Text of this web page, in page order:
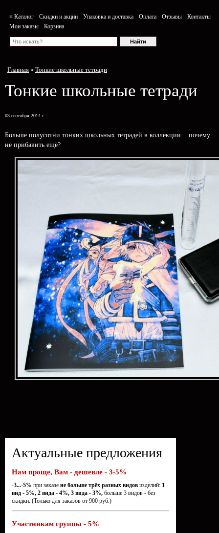
≡ Каталог Скидки и акции Упаковка и доставка Оплата Отзывы
Контакты
Мои заказы
Корзина
Главная » Тонкие школьные тетради
Тонкие школьные тетради
03 сентября 2014 г.
Больше полусотни тонких школьных тетрадей в коллекции... почему
не прибавить ещё?
Актуальные предложения
Нам проще, Вам - дешевле - 3-5%
-3...-5% при заказе не больше трёх разных видов изделий: 1
вид - 5%, 2 вида - 4%, 3 вида - 3%, больше 3 видов - без
скидки. (Только для заказов от 900 руб.)
Участникам группы - 5%